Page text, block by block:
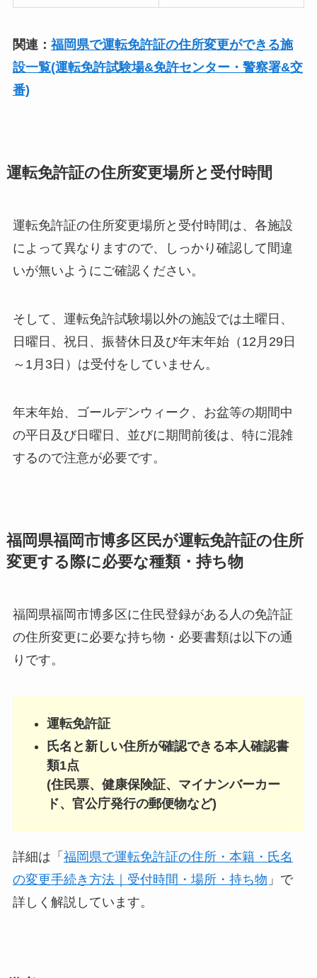
関連： 福岡県で運転免許証の住所変更ができる施
設一覧(運転免許試験場&免許センター・警察署&交
番)
運転免許証の住所変更場所と受付時間
運転免許証の住所変更場所と受付時間は、各施設
によって異なりますので、しっかり確認して間違
いが無いようにご確認ください。
そして、運転免許試験場以外の施設では土曜日、
日曜日、祝日、振替休日及び年末年始（12月29日
～1月3日）は受付をしていません。
年末年始、ゴールデンウィーク、お盆等の期間中
の平日及び日曜日、並びに期間前後は、特に混雑
するので注意が必要です。
福岡県福岡市博多区民が運転免許証の住所
変更する際に必要な種類・持ち物
福岡県福岡市博多区に住民登録がある人の免許証
の住所変更に必要な持ち物・必要書類は以下の通
りです。
運転免許証
氏名と新しい住所が確認できる本人確認書
類1点
(住民票、健康保険証、マイナンバーカー
ド、官公庁発行の郵便物など)
詳細は「 福岡県で運転免許証の住所・本籍・氏名
の変更手続き方法｜受付時間・場所・持ち物 」で
詳しく解説しています。